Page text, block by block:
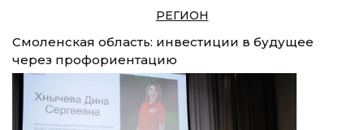
РЕГИОН
Смоленская область: инвестиции в будущее
через профориентацию